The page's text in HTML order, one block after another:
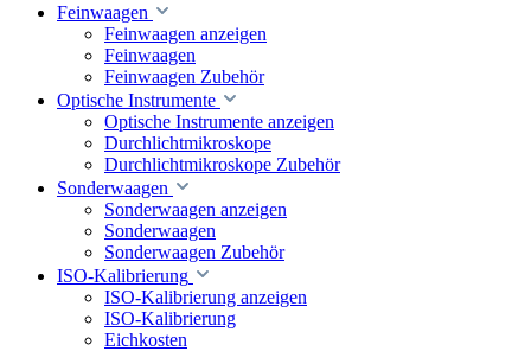
Feinwaagen
Feinwaagen anzeigen
Feinwaagen
Feinwaagen Zubehör
Optische Instrumente
Optische Instrumente anzeigen
Durchlichtmikroskope
Durchlichtmikroskope Zubehör
Sonderwaagen
Sonderwaagen anzeigen
Sonderwaagen
Sonderwaagen Zubehör
ISO-Kalibrierung
ISO-Kalibrierung anzeigen
ISO-Kalibrierung
Eichkosten